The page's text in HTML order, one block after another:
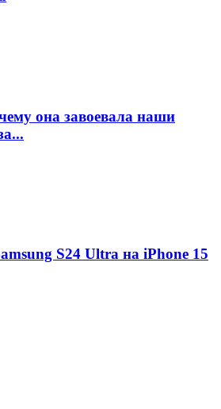
она завоевала наши
S24 Ultra на iPhone 15